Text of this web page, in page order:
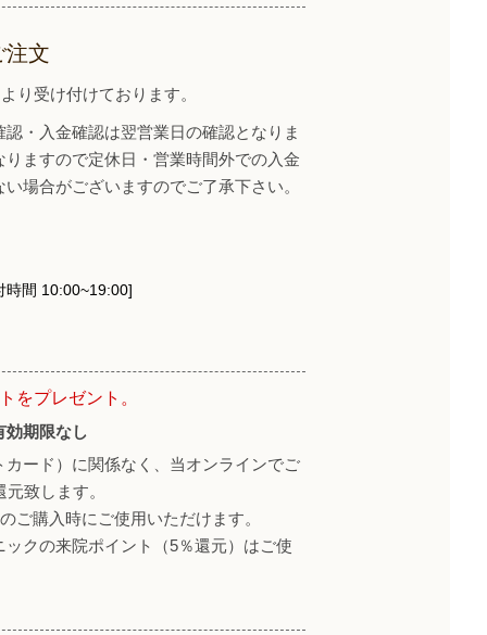
注文
り受け付けております。
・入金確認は翌営業日の確認となりま
ますので定休日・営業時間外での入金
場合がございますのでご了承下さい。
間 10:00~19:00]
をプレゼント。
期限なし
ード）に関係なく、当オンラインでご
致します。
ご購入時にご使用いただけます。
クの来院ポイント（5％還元）はご使